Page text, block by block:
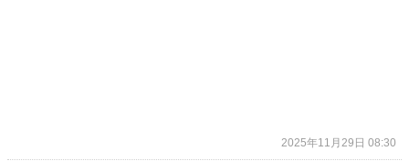
2025年11月29日 08:30